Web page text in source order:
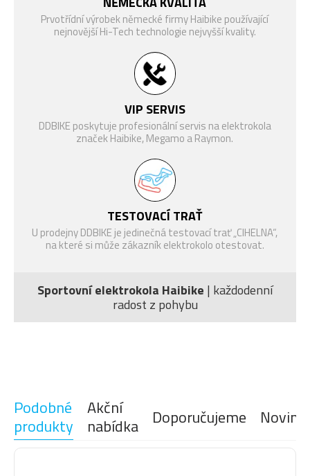
Prvotřídní výrobek německé firmy Haibike používající
nejnovější Hi-Tech technologie nejvyšší kvality.
VIP SERVIS
DDBIKE poskytuje profesionální servis na elektrokola
značek Haibike, Megamo a Raymon.
TESTOVACÍ TRAŤ
U prodejny DDBIKE je jedinečná testovací trať „CIHELNA“,
na které si může zákazník elektrokolo otestovat.
Sportovní elektrokola Haibike | každodenní
radost z pohybu
SLOŽENÍ
w/H2442+H2621
Selle Royal Vivo Unitech
patentní, 34.9 mm, hliník
Freeridepedal mit Reflektor,
hliník
HMOTNOST
25 kg
150 kg
Stojany Osvětlení
Podobné
produkty
Akční
nabídka Doporučujeme